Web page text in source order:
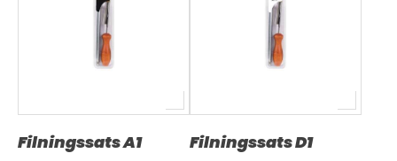
Filningssats A1 Filningssats D1